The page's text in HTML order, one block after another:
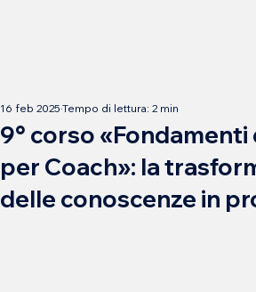
9° corso «Fondamenti
per Coach»: la
delle conoscenze in
16 feb 2025 Tempo di lettura: 2 min